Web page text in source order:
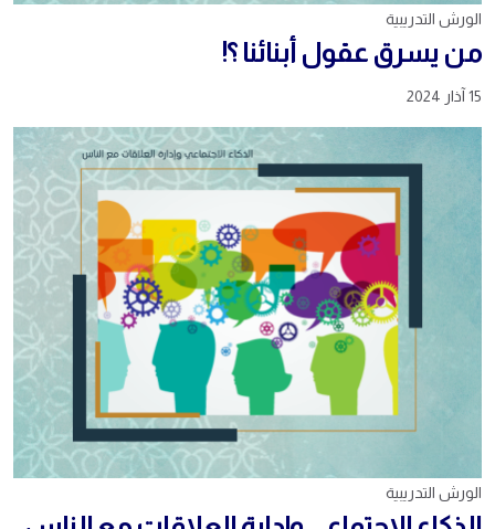
الورش التدريبية
من يسرق عقول أبنائنا ؟!
15 آذار 2024
الورش التدريبية